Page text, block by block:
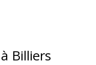
Billiers